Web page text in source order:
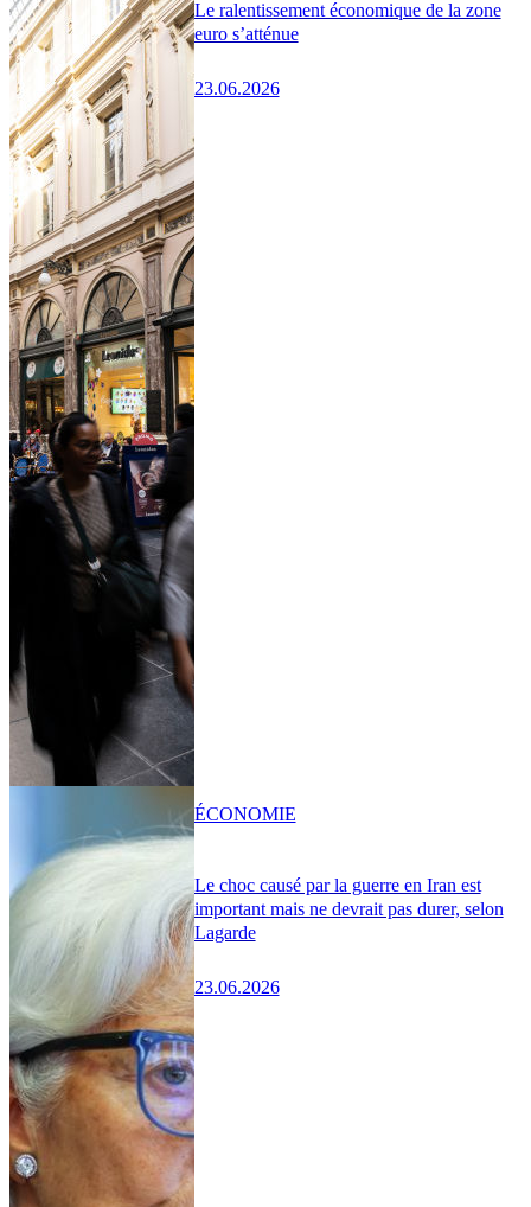
Le ralentissement économique de la zone
euro s’atténue
23.06.2026
Le choc causé par la guerre en Iran est
important mais ne devrait pas durer, selon
Lagarde
23.06.2026
ÉCONOMIE